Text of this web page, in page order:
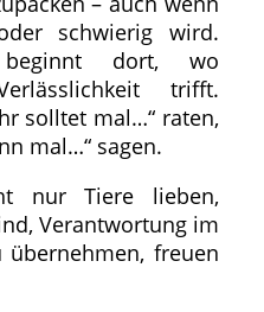
schwierig wird.
beginnt dort, wo
trifft.
solltet mal…“ raten,
mal…“ sagen.
nur Tiere lieben,
Verantwortung im
übernehmen, freuen